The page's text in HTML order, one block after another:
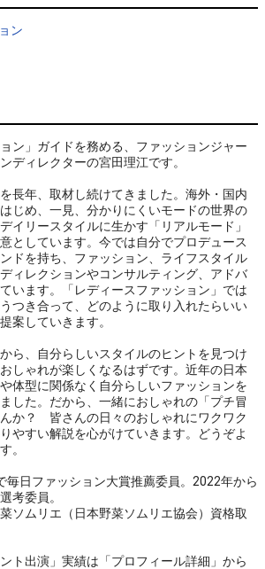
ン
ン」ガイドを務める、ファッションジャー
ディレクターの宮田理江です。
長年、取材し続けてきました。海外・国内
じめ、一見、分かりにくいモードの世界の
イリースタイルに生かす「リアルモード」
としています。今では自分でプロデュース
ドを持ち、ファッション、ライフスタイル
ィレクションやコンサルティング、アドバ
います。「レディースファッション」では
つき合って、どのように取り入れたらいい
案していきます。
ら、自分らしいスタイルのヒントを見つけ
しゃれが楽しくなるはずです。近年の日本
体型に関係なく自分らしいファッションを
した。だから、一緒におしゃれの「プチ冒
か？　皆さんの日々のおしゃれにワクワク
やすい解説を心がけていきます。どうぞよ
。
毎日ファッション大賞推薦委員。2022年から
考委員。
ソムリエ（日本野菜ソムリエ協会）資格取
ト出演」実績は「プロフィール詳細」から